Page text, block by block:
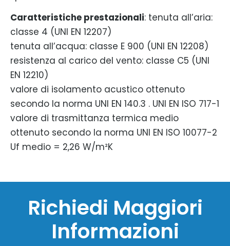
Caratteristiche prestazionali: tenuta all’aria:
classe 4 (UNI EN 12207)
tenuta all’acqua: classe E 900 (UNI EN 12208)
resistenza al carico del vento: classe C5 (UNI
EN 12210)
valore di isolamento acustico ottenuto
secondo la norma UNI EN 140.3 . UNI EN ISO 717-1
valore di trasmittanza termica medio
ottenuto secondo la norma UNI EN ISO 10077-2
Uf medio = 2,26 W/m²K
Richiedi Maggiori
Informazioni